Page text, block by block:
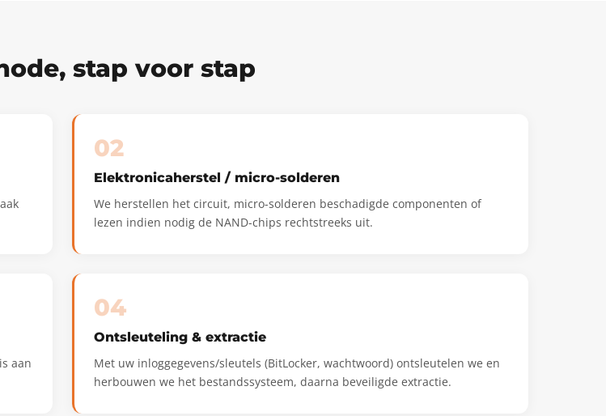
stap voor stap
02
Elektronicaherstel / micro-solderen
We herstellen het circuit, micro-solderen beschadigde componenten of
lezen indien nodig de NAND-chips rechtstreeks uit.
aan
04
Ontsleuteling & extractie
Met uw inloggegevens/sleutels (BitLocker, wachtwoord) ontsleutelen we en
herbouwen we het bestandssysteem, daarna beveiligde extractie.